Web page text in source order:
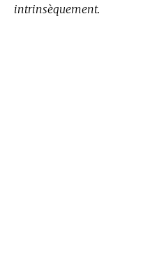
intrinsèquement.